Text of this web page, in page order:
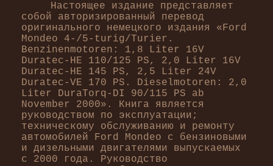
Настоящее издание представляет
собой авторизированный перевод
оригинального немецкого издания «Ford
Mondeo 4-/5-turig/Turier.
Benzinenmotoren: 1,8 Liter 16V
Duratec-HE 110/125 PS, 2,0 Liter 16V
Duratec-HE 145 PS, 2,5 Liter 24V
Duratec-VE 170 PS. Dieselmotoren: 2,0
Liter DuraTorq-DI 90/115 PS ab
November 2000». Книга является
руководством по эксплуатации;
техническому обслуживанию и ремонту
автомобилей Ford Mondeo с бензиновыми
и дизельными двигателями выпускаемых
с 2000 года. Руководство